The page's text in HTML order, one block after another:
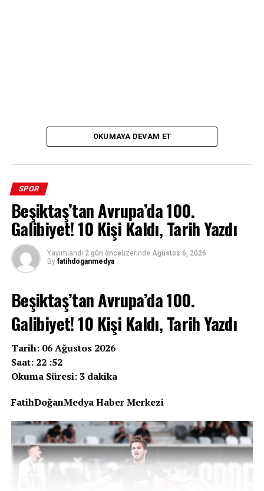
OKUMAYA DEVAM ET
SPOR
Beşiktaş’tan Avrupa’da 100.
Galibiyet! 10 Kişi Kaldı, Tarih Yazdı
Yayımlandı 2 gün önceüzerinde Ağustos 6, 2026
By fatihdoganmedya
Beşiktaş’tan Avrupa’da 100.
Galibiyet! 10 Kişi Kaldı, Tarih Yazdı
Tarih: 06 Ağustos 2026
Saat: 22 :52
Okuma Süresi: 3 dakika
FatihDoğanMedya Haber Merkezi